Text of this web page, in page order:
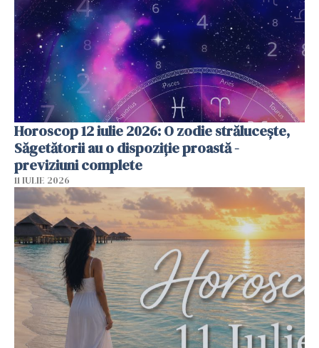
Horoscop 12 iulie 2026: O zodie strălucește,
Săgetătorii au o dispoziție proastă -
previziuni complete
11 IULIE 2026